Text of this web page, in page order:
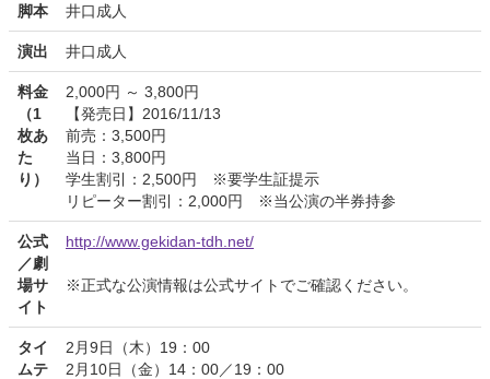
脚本 井口成人
演出 井口成人
料金
（1
枚あ
た
り）
2,000円 ～ 3,800円
【発売日】2016/11/13
前売：3,500円
当日：3,800円
学生割引：2,500円 ※要学生証提示
リピーター割引：2,000円 ※当公演の半券持参
公式
／劇
場サ
イト
http://www.gekidan-tdh.net/
※正式な公演情報は公式サイトでご確認ください。
タイ
ムテ
2月9日（木）19：00
2月10日（金）14：00／19：00